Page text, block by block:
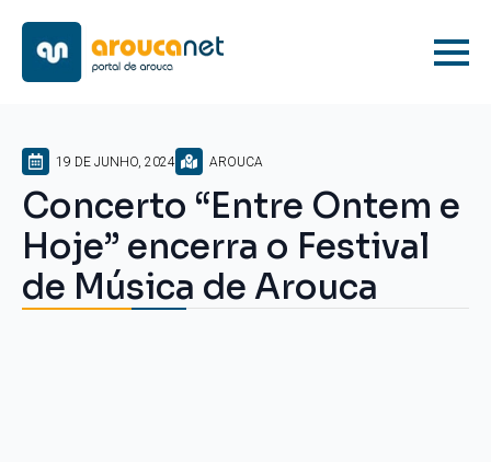
19 DE JUNHO, 2024 AROUCA
Concerto “Entre Ontem e
Hoje” encerra o Festival
de Música de Arouca